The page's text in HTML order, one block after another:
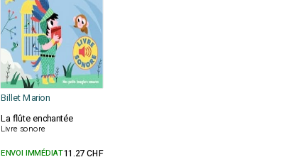
Billet Marion
La flûte enchantée
Livre sonore
ENVOI IMMÉDIAT11.27 CHF